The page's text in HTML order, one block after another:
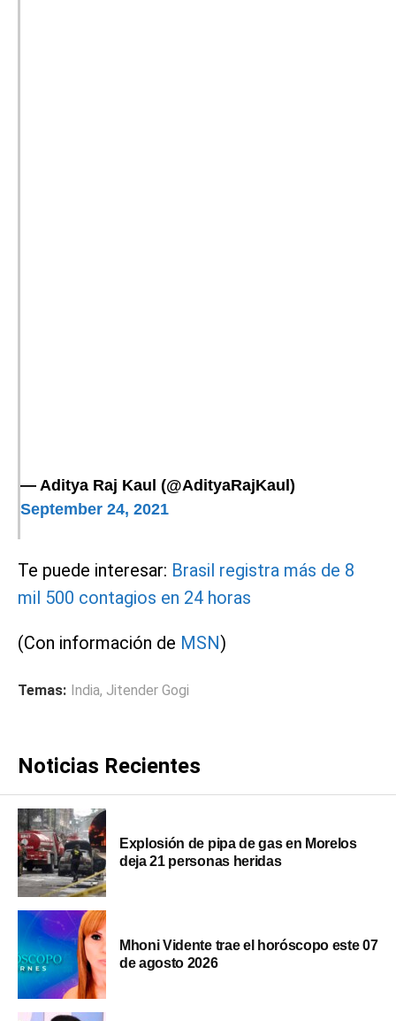
— Aditya Raj Kaul (@AdityaRajKaul)
September 24, 2021
Te puede interesar: Brasil registra más de 8
mil 500 contagios en 24 horas
(Con información de MSN)
Temas: India, Jitender Gogi
Noticias Recientes
Explosión de pipa de gas en Morelos
deja 21 personas heridas
Mhoni Vidente trae el horóscopo este 07
de agosto 2026